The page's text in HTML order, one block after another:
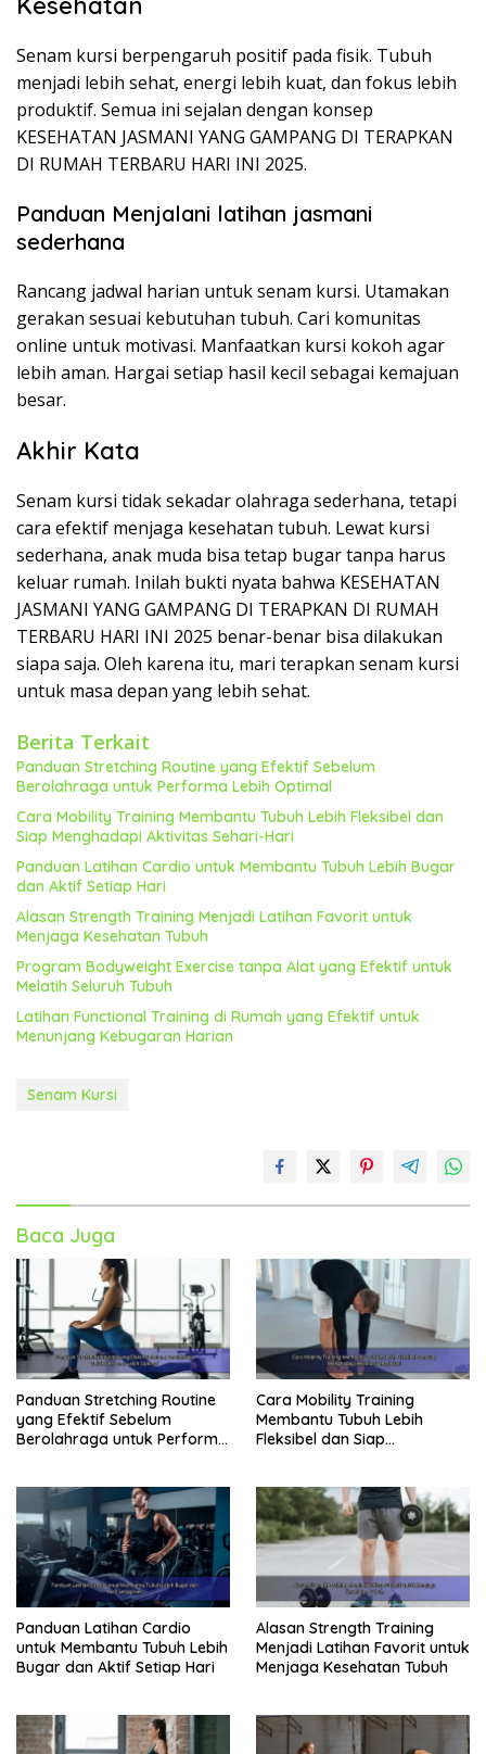
Senam kursi berpengaruh positif pada fisik. Tubuh
menjadi lebih sehat, energi lebih kuat, dan fokus lebih
produktif. Semua ini sejalan dengan konsep
KESEHATAN JASMANI YANG GAMPANG DI TERAPKAN
DI RUMAH TERBARU HARI INI 2025.
Panduan Menjalani latihan jasmani
sederhana
Rancang jadwal harian untuk senam kursi. Utamakan
gerakan sesuai kebutuhan tubuh. Cari komunitas
online untuk motivasi. Manfaatkan kursi kokoh agar
lebih aman. Hargai setiap hasil kecil sebagai kemajuan
besar.
Akhir Kata
Senam kursi tidak sekadar olahraga sederhana, tetapi
cara efektif menjaga kesehatan tubuh. Lewat kursi
sederhana, anak muda bisa tetap bugar tanpa harus
keluar rumah. Inilah bukti nyata bahwa KESEHATAN
JASMANI YANG GAMPANG DI TERAPKAN DI RUMAH
TERBARU HARI INI 2025 benar-benar bisa dilakukan
siapa saja. Oleh karena itu, mari terapkan senam kursi
untuk masa depan yang lebih sehat.
Berita Terkait
Panduan Stretching Routine yang Efektif Sebelum
Berolahraga untuk Performa Lebih Optimal
Cara Mobility Training Membantu Tubuh Lebih Fleksibel dan
Siap Menghadapi Aktivitas Sehari-Hari
Panduan Latihan Cardio untuk Membantu Tubuh Lebih Bugar
dan Aktif Setiap Hari
Alasan Strength Training Menjadi Latihan Favorit untuk
Menjaga Kesehatan Tubuh
Program Bodyweight Exercise tanpa Alat yang Efektif untuk
Melatih Seluruh Tubuh
Latihan Functional Training di Rumah yang Efektif untuk
Menunjang Kebugaran Harian
Senam Kursi
Baca Juga
Panduan Stretching Routine
yang Efektif Sebelum
Berolahraga untuk Performa
Cara Mobility Training
Membantu Tubuh Lebih
Fleksibel dan Siap
Panduan Latihan Cardio
untuk Membantu Tubuh Lebih
Bugar dan Aktif Setiap Hari
Alasan Strength Training
Menjadi Latihan Favorit untuk
Menjaga Kesehatan Tubuh